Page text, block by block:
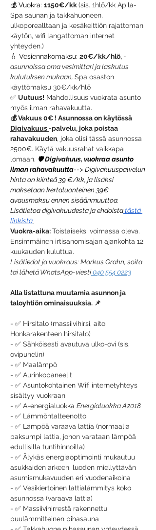
💰 Vuokra: 1150€/kk (sis. 1hlö/kk Apila-
Spa saunan ja takkahuoneen,
ulkoporealltaan ja kesäkeittiön rajattoman
käytön, wifi langattoman internet
yhteyden.)
💧 Vesiennakomaksu: 20€/kk/hlö, -
asunnoissa oma vesimittari ja laskutus
kulutuksen mukaan, Spa osaston
käyttömaksu 30€/kk/hlö
✅ Uutuus! Mahdollisuus vuokrata asunto
myös ilman rahavakuutta.
💰 Vakuus 0€ ! Asunnossa on käytössä
Digivakuus -palvelu, joka poistaa
rahavakuuden, joka olisi tässä asunnossa
2500€. Käytä vakuusrahat vaikkapa
lomaan. 🛡️ Digivakuus, vuokraa asunto
ilman rahavakuutta--> Digivakuuspalvelun
hinta on kiinteä 39 €/kk, ja lisäksi
maksetaan kertaluonteinen 39€
avausmaksu ennen sisäänmuuttoa.
Lisätietoa digivakuudesta ja ehdoista tästä
linkistä
Vuokra-aika: Toistaiseksi voimassa oleva.
Ensimmäinen irtisanomisajan ajankohta 12
kuukauden kuluttua.
Lisätiedot ja vuokraus: Markus Grahn, soita
tai lähetä WhatsApp-viesti 040 554 0223
Alla listattuna muutamia asunnon ja
taloyhtiön ominaisuuksia. 📌
- ✅ Hirsitalo (massiivihirsi, aito
Honkarakenteen hirsitalo)
- ✅ Sähköisesti avautuva ulko-ovi (sis.
ovipuhelin)
- ✅ Maalämpö
- ✅ Aurinkopaneelit
- ✅ Asuntokohtainen Wifi internetyhteys
sisältyy vuokraan
- ✅ A-energialuokka Energialuokka A2018
- ✅ Lämmöntalteenotto
- ✅ Lämpöä varaava lattia (normaalia
paksumpi lattia, johon varataan lämpöä
edullisilla tuntihinnoilla)
- ✅ Älykäs energiaoptimointi mukautuu
asukkaiden arkeen, luoden miellyttävän
asumismukavuuden eri vuodenaikoina
- ✅ Vesikiertoinen lattialämmitys koko
asunnossa (varaava lattia)
- ✅ Massiivihirrestä rakennettu
puulämmitteinen pihasauna